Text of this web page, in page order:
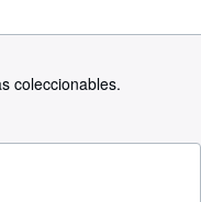
coleccionables.